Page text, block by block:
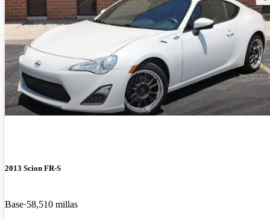
2013 Scion FR-S
Base 58,510 millas